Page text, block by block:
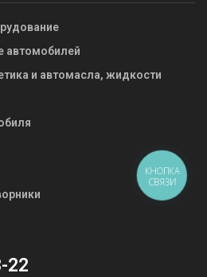
автомобилей
и автомасла, жидкости
22
КНОПКА
СВЯЗИ